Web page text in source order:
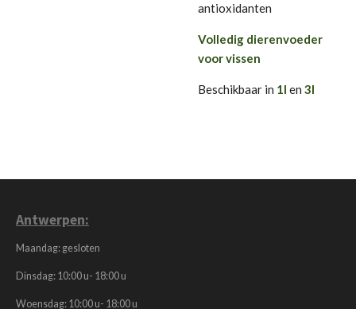
antioxidanten
Volledig dierenvoeder
voor vissen
Beschikbaar in 1l en 3l
Antwerpen:
Maandag: gesloten
Dinsdag: 10:00 u- 18:00 u
Woensdag: 10:00 u- 18:00 u